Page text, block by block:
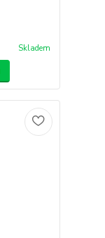
Skladem